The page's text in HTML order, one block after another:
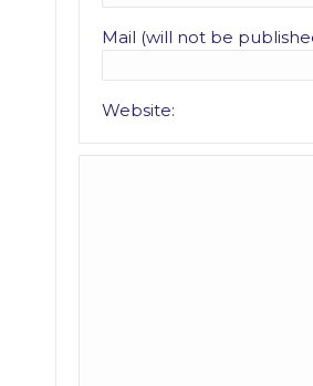
Mail (will not be
Website: